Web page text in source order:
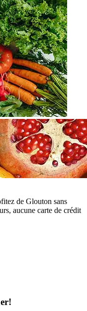
de Glouton sans
aucune carte de crédit